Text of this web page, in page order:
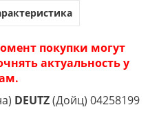
покупки могут
актуальность у
DEUTZ(Дойц) 04258199